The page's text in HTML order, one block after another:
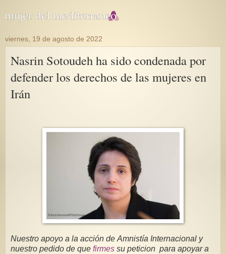
viernes, 19 de agosto de 2022
Nasrin Sotoudeh ha sido condenada por
defender los derechos de las mujeres en
Irán
Nuestro apoyo a la acción de Amnistía Internacional y
nuestro pedido de que firmes su peticion para apoyar a